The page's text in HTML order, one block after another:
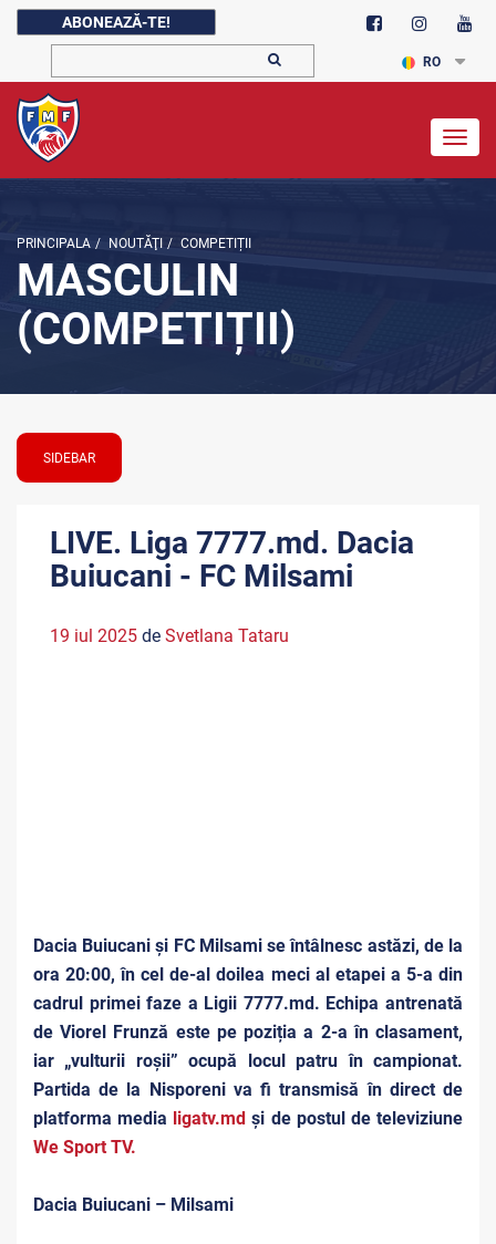
ABONEAZĂ-TE!
RO
PRINCIPALA / NOUTĂŢI / COMPETIȚII
MASCULIN
(COMPETIȚII)
SIDEBAR
LIVE. Liga 7777.md. Dacia
Buiucani - FC Milsami
19 iul 2025 de Svetlana Tataru
Dacia Buiucani și FC Milsami se întâlnesc astăzi, de la
ora 20:00, în cel de-al doilea meci al etapei a 5-a din
cadrul primei faze a Ligii 7777.md. Echipa antrenată
de Viorel Frunză este pe poziția a 2-a în clasament,
iar „vulturii roșii” ocupă locul patru în campionat.
Partida de la Nisporeni va fi transmisă în direct de
platforma media ligatv.mdși de postul de televiziune
We Sport TV.
Dacia Buiucani – Milsami